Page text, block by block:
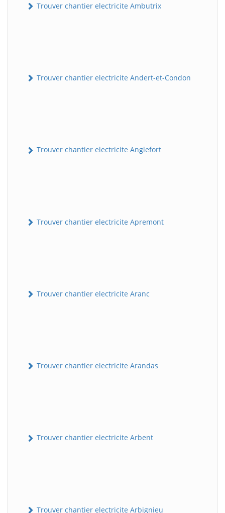
Trouver chantier electricite Ambutrix
Trouver chantier electricite Andert-et-Condon
Trouver chantier electricite Anglefort
Trouver chantier electricite Apremont
Trouver chantier electricite Aranc
Trouver chantier electricite Arandas
Trouver chantier electricite Arbent
Trouver chantier electricite Arbignieu